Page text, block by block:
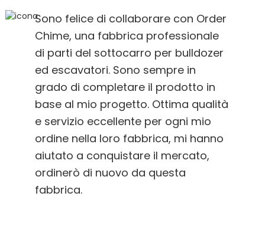
Sono felice di collaborare con Order
Chime, una fabbrica professionale
di parti del sottocarro per bulldozer
ed escavatori. Sono sempre in
grado di completare il prodotto in
base al mio progetto. Ottima qualità
e servizio eccellente per ogni mio
ordine nella loro fabbrica, mi hanno
aiutato a conquistare il mercato,
ordinerò di nuovo da questa
fabbrica.